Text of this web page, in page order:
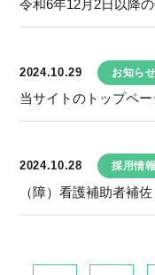
令和6年12月2日以降
2024.10.29 お知らせ
当サイトのトップペ
2024.10.28 採用情報
（障）看護補助者補